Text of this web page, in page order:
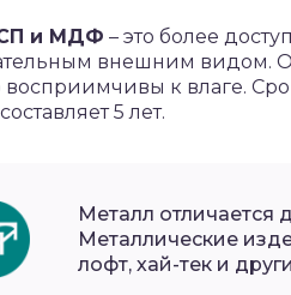
и МДФ – это более
внешним видом.
к влаге.
5 лет.
Металл отличается
Металлические
лофт, хай-тек и